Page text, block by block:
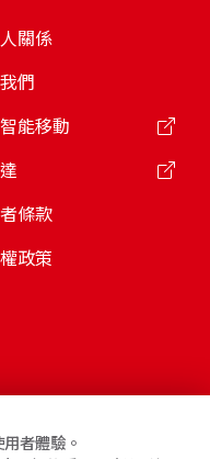
關係
們
能移動
條款
政策
者體驗。